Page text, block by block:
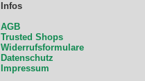
Infos
AGB
Trusted Shops
Widerrufsformulare
Datenschutz
Impressum